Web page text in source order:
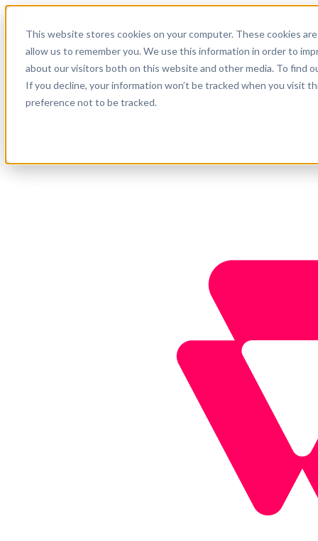
This website stores cookies on your computer. These cookies
allow us to remember you. We use this information in order to
about our visitors both on this website and other media. To find
If you decline, your information won’t be tracked when you visit
preference not to be tracked.
Suporte
Empresa
Comece agora